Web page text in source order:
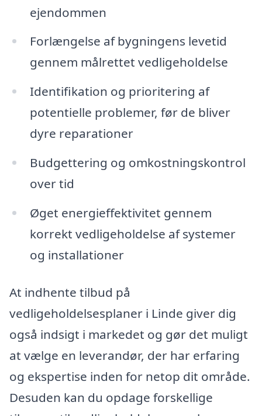
ejendommen
Forlængelse af bygningens levetid
gennem målrettet vedligeholdelse
Identifikation og prioritering af
potentielle problemer, før de bliver
dyre reparationer
Budgettering og omkostningskontrol
over tid
Øget energieffektivitet gennem
korrekt vedligeholdelse af systemer
og installationer
At indhente tilbud på
vedligeholdelsesplaner i Linde giver dig
også indsigt i markedet og gør det muligt
at vælge en leverandør, der har erfaring
og ekspertise inden for netop dit område.
Desuden kan du opdage forskellige